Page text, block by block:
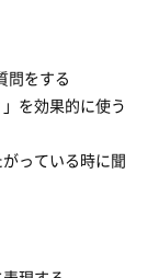
問をする
を効果的に使う
っている時に聞